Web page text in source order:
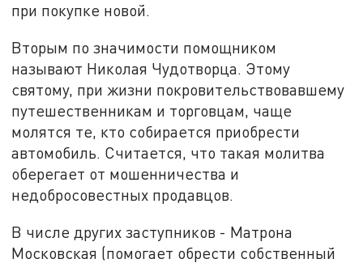
при покупке новой.
Вторым по значимости помощником
называют Николая Чудотворца. Этому
святому, при жизни покровительствовавшему
путешественникам и торговцам, чаще
молятся те, кто собирается приобрести
автомобиль. Считается, что такая молитва
оберегает от мошенничества и
недобросовестных продавцов.
В числе других заступников - Матрона
Московская (помогает обрести собственный